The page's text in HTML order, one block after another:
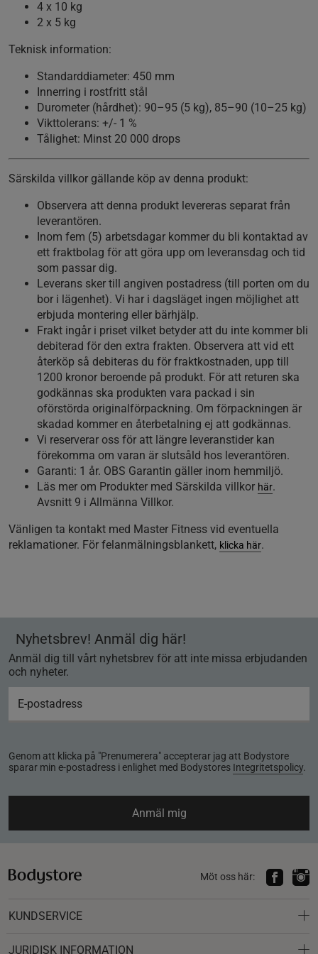
4 x 10 kg
2 x 5 kg
Teknisk information:
Standarddiameter: 450 mm
Innerring i rostfritt stål
Durometer (hårdhet): 90–95 (5 kg), 85–90 (10–25 kg)
Vikttolerans: +/- 1 %
Tålighet: Minst 20 000 drops
Särskilda villkor gällande köp av denna produkt:
Observera att denna produkt levereras separat från
leverantören.
Inom fem (5) arbetsdagar kommer du bli kontaktad av
ett fraktbolag för att göra upp om leveransdag och tid
som passar dig.
Leverans sker till angiven postadress (till porten om du
bor i lägenhet). Vi har i dagsläget ingen möjlighet att
erbjuda montering eller bärhjälp.
Frakt ingår i priset vilket betyder att du inte kommer bli
debiterad för den extra frakten. Observera att vid ett
återköp så debiteras du för fraktkostnaden, upp till
1200 kronor beroende på produkt. För att returen ska
godkännas ska produkten vara packad i sin
oförstörda originalförpackning. Om förpackningen är
skadad kommer en återbetalning ej att godkännas.
Vi reserverar oss för att längre leveranstider kan
förekomma om varan är slutsåld hos leverantören.
Garanti: 1 år. OBS Garantin gäller inom hemmiljö.
Läs mer om Produkter med Särskilda villkor här.
Avsnitt 9 i Allmänna Villkor.
Vänligen ta kontakt med Master Fitness vid eventuella
reklamationer. För felanmälningsblankett, klicka här.
Nyhetsbrev! Anmäl dig här!
Anmäl dig till vårt nyhetsbrev för att inte missa erbjudanden
och nyheter.
Genom att klicka på "Prenumerera" accepterar jag att Bodystore
sparar min e-postadress i enlighet med Bodystores Integritetspolicy.
Anmäl mig
Möt oss här:
KUNDSERVICE
JURIDISK INFORMATION